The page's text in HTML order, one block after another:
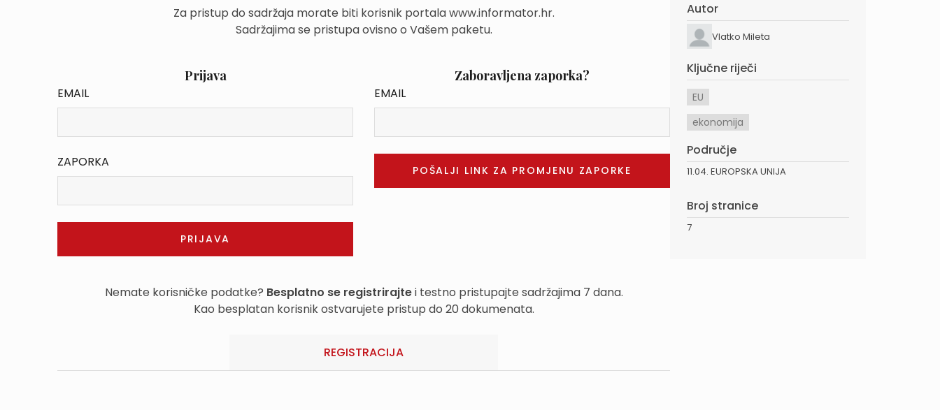
Za pristup do sadržaja morate biti korisnik portala www.informator.hr.
Sadržajima se pristupa ovisno o Vašem paketu.
Prijava
EMAIL
ZAPORKA
Zaboravljena zaporka?
EMAIL
Nemate korisničke podatke? Besplatno se registrirajtei testno pristupajte sadržajima 7 dana.
Kao besplatan korisnik ostvarujete pristup do 20 dokumenata.
REGISTRACIJA
Autor
Vlatko Mileta
Ključne riječi
EU
ekonomija
Područje
11.04. EUROPSKA UNIJA
Broj stranice
7